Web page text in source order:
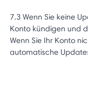
7.3 Wenn Sie keine
Konto kündigen und
Wenn Sie Ihr Konto
automatische